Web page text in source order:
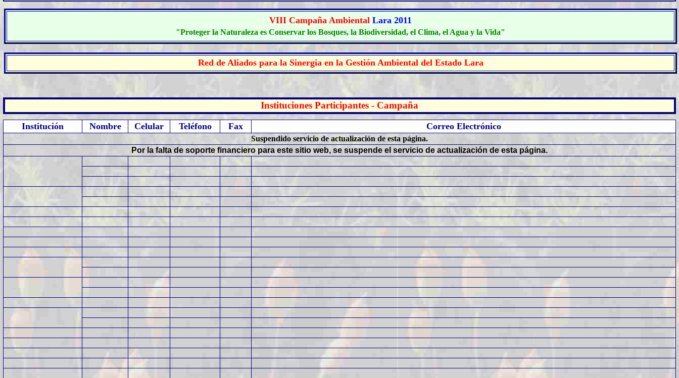
VIII Campaña Ambiental Lara 2011
"Proteger la Naturaleza es Conservar los Bosques, la Biodiversidad, el Clima, el Agua y la Vida"
Red de Aliados para la Sinergia en la Gestión Ambiental del Estado Lara
Instituciones Participantes - Campaña
Institución Nombre Celular Teléfono Fax Correo Electrónico
Suspendido servicio de actualización de esta página.
Por la falta de soporte financiero para este sitio web, se suspende el servicio de actualización de esta página.